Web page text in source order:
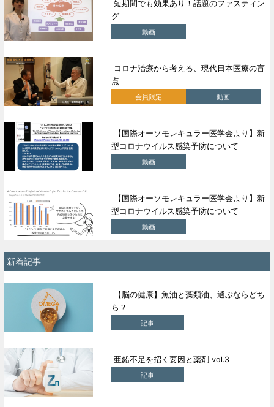
短期間でも効果あり！話題のファスティン
グ
動画
コロナ治療から考える、現代日本医療の盲
点
会員限定 動画
【国際オーソモレキュラー医学会より】新
型コロナウイルス感染予防について
動画
【国際オーソモレキュラー医学会より】新
型コロナウイルス感染予防について
動画
新着記事
【脳の健康】魚油と藻類油、選ぶならどち
ら？
記事
亜鉛不足を招く要因と薬剤 vol.3
記事